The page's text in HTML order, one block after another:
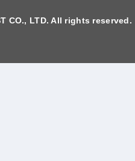
CO., LTD. All rights reserved.